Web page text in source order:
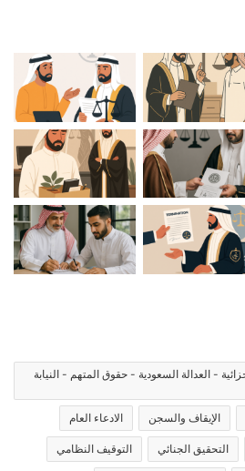
- العدالة السعودية - حقوق المتهم - النيابة
الإيقاف والسجن الادعاء العام
التحقيق الجنائي التوقيف النظامي